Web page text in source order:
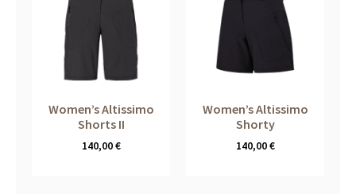
Women’s Altissimo
Shorts II
140,00€
Women’s Altissimo
Shorty
140,00€